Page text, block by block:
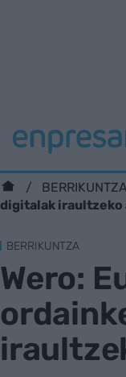
BERRIKUNTZA
digitalak iraultzeko
BERRIKUNTZA
Wero: